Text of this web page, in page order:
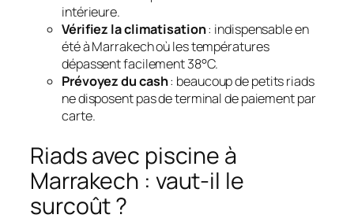
intérieure.
Vérifiez la climatisation: indispensable en
été à Marrakech où les températures
dépassent facilement 38°C.
Prévoyez du cash: beaucoup de petits riads
ne disposent pas de terminal de paiement par
carte.
Riads avec piscine à
Marrakech : vaut-il le
surcoût ?